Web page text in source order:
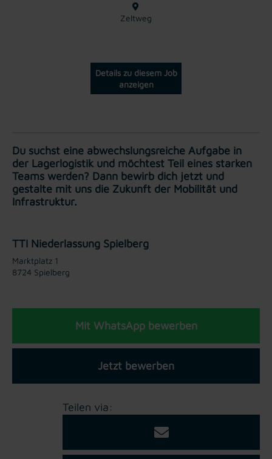
Zeltweg
Details zu diesem Job
anzeigen
Du suchst eine abwechslungsreiche Aufgabe in
der Lagerlogistik und möchtest Teil eines starken
Teams werden? Dann bewirb dich jetzt und
gestalte mit uns die Zukunft der Mobilität und
Infrastruktur.
TTI Niederlassung Spielberg
Marktplatz 1
8724 Spielberg
Mit WhatsApp bewerben
Jetzt bewerben
Teilen via: